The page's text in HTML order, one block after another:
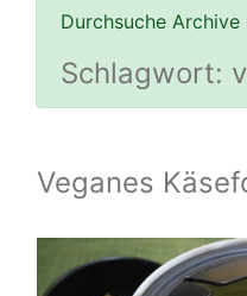
Durchsuche Archive
Schlagwort:
Veganes